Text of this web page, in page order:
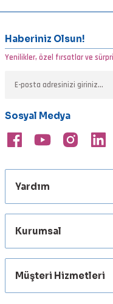
Ürün resmi kalitesiz,
Ürün açıklamasında
Ürün fiyatı diğer
Bu ürüne benzer farklı
Haberiniz Olsun!
Yenilikler, özel fırsatlar ve
Sosyal Medya
Yardım
Kurumsal
Müşteri Hizmetleri